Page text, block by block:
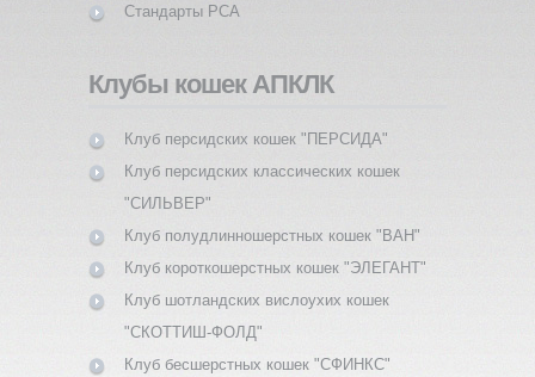
Стандарты PCA
Клубы кошек АПКЛК
Клуб персидских кошек "ПЕРСИДА"
Клуб персидских классических кошек
"СИЛЬВЕР"
Клуб полудлинношерстных кошек "ВАН"
Клуб короткошерстных кошек "ЭЛЕГАНТ"
Клуб шотландских вислоухих кошек
"СКОТТИШ-ФОЛД"
Клуб бесшерстных кошек "СФИНКС"